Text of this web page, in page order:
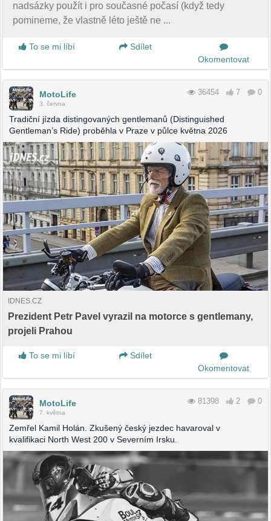
nadsázky použít i pro současné počasí (když tedy
pomineme, že vlastně léto ještě ne ...
To se mi líbí
Sdílet
Okomentovat
MotoLife
3. června
36454 7 0
Tradiční jízda distingovaných gentlemanů (Distinguished
Gentleman’s Ride) proběhla v Praze v půlce května 2026
IDNES.CZ
Prezident Petr Pavel vyrazil na motorce s gentlemany,
projeli Prahou
To se mi líbí
Sdílet
Okomentovat
MotoLife
7. května
81398 2 0
Zemřel Kamil Holán. Zkušený český jezdec havaroval v
kvalifikaci North West 200 v Severním Irsku.